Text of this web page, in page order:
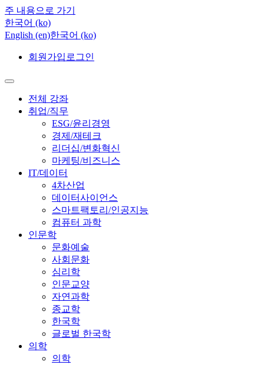
주 내용으로 가기
한국어 ‎(ko)‎
English ‎(en)‎한국어 ‎(ko)‎
회원가입 로그인
전체 강좌
취업/직무
ESG/윤리경영
경제/재테크
리더십/변화혁신
마케팅/비즈니스
IT/데이터
4차산업
데이터사이언스
스마트팩토리/인공지능
컴퓨터 과학
인문학
문화예술
사회문화
심리학
인문교양
자연과학
종교학
한국학
글로벌 한국학
의학
의학